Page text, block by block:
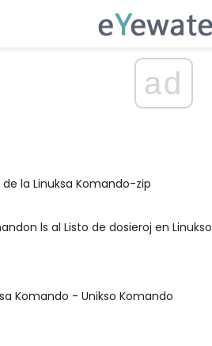
ad
de la Linuksa Komando-zip
ls al Listo de dosieroj en Linukso
Komando - Unikso Komando